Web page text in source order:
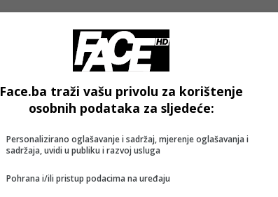
Face.ba traži vašu privolu za korištenje
osobnih podataka za sljedeće:
Personalizirano oglašavanje i sadržaj, mjerenje oglašavanja i
sadržaja, uvidi u publiku i razvoj usluga
Pohrana i/ili pristup podacima na uređaju